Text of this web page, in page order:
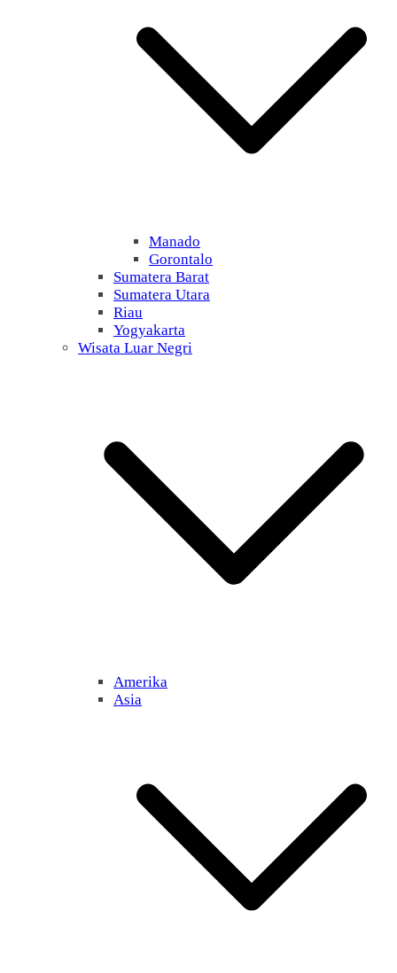
Manado
Gorontalo
Sumatera Barat
Sumatera Utara
Riau
Yogyakarta
Wisata Luar Negri
Amerika
Asia